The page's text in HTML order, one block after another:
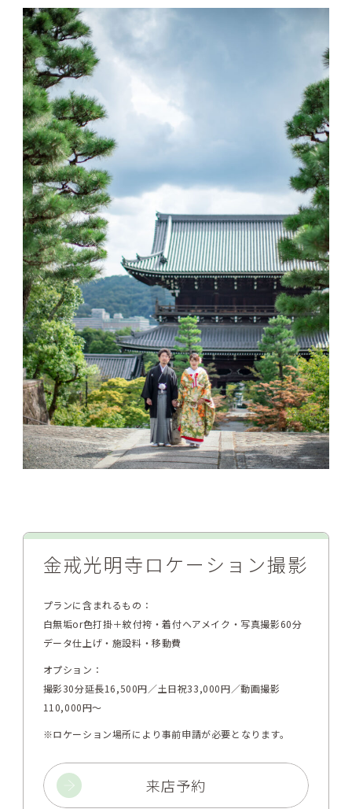
金戒光明寺ロケーション撮影
プランに含まれるもの：
白無垢or色打掛＋紋付袴・着付ヘアメイク・写真撮影60分
データ仕上げ・施設料・移動費
オプション：
撮影30分延長16,500円／土日祝33,000円／動画撮影
110,000円～
※ロケーション場所により事前申請が必要となります。
来店予約